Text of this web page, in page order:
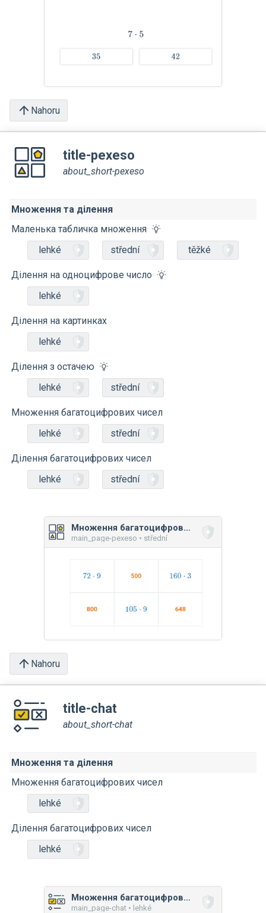
Nahoru
title-pexeso
about_short-pexeso
Множення та ділення
Маленька табличка множення
lehké
střední těžké
Ділення на одноцифрове число
lehké
Ділення на картинках
lehké
Ділення з остачею
lehké
střední
Множення багатоцифрових чисел
lehké
střední
Ділення багатоцифрових чисел
lehké
střední
Множення багатоцифрових чисел
main_page-pexeso • střední
Nahoru
title-chat
about_short-chat
Множення та ділення
Множення багатоцифрових чисел
lehké
Ділення багатоцифрових чисел
lehké
Множення багатоцифрових чисел
main_page-chat • lehké